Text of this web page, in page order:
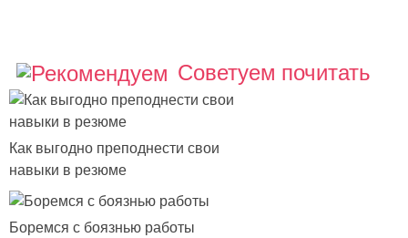
Советуем почитать
Как выгодно преподнести свои
навыки в резюме
Боремся с боязнью работы